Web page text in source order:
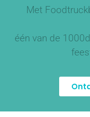
Met
één van de